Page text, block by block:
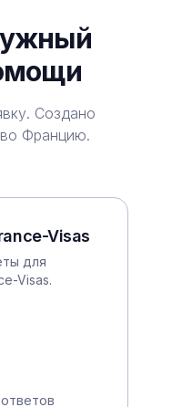
Создано
Францию.
Visas
для
Visas.